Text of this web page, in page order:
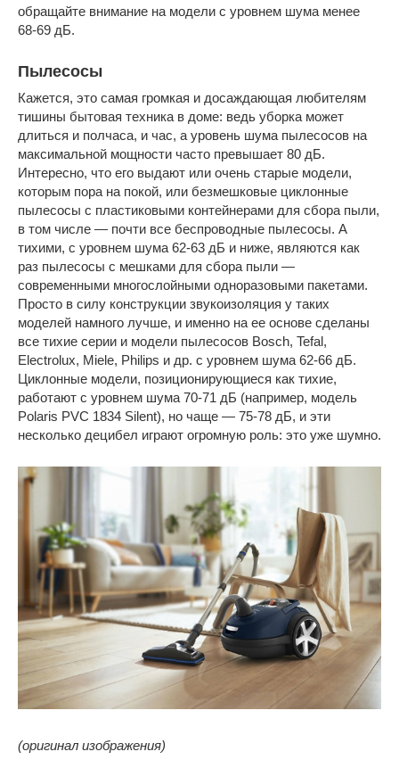
обращайте внимание на модели с уровнем шума менее
68-69 дБ.
Пылесосы
Кажется, это самая громкая и досаждающая любителям
тишины бытовая техника в доме: ведь уборка может
длиться и полчаса, и час, а уровень шума пылесосов на
максимальной мощности часто превышает 80 дБ.
Интересно, что его выдают или очень старые модели,
которым пора на покой, или безмешковые циклонные
пылесосы с пластиковыми контейнерами для сбора пыли,
в том числе — почти все беспроводные пылесосы. А
тихими, с уровнем шума 62-63 дБ и ниже, являются как
раз пылесосы с мешками для сбора пыли —
современными многослойными одноразовыми пакетами.
Просто в силу конструкции звукоизоляция у таких
моделей намного лучше, и именно на ее основе сделаны
все тихие серии и модели пылесосов Bosch, Tefal,
Electrolux, Miele, Philips и др. с уровнем шума 62-66 дБ.
Циклонные модели, позиционирующиеся как тихие,
работают с уровнем шума 70-71 дБ (например, модель
Polaris PVC 1834 Silent), но чаще — 75-78 дБ, и эти
несколько децибел играют огромную роль: это уже шумно.
(оригинал изображения)